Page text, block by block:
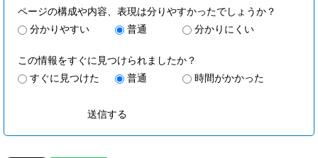
ページの構成や内容、表現は分りやすかったでしょうか？
分かりやすい
普通 分かりにくい
この情報をすぐに見つけられましたか？
すぐに見つけた
普通 時間がかかった